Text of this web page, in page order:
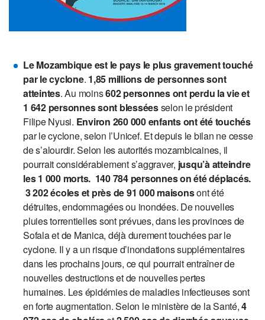
Le Mozambique est le pays le plus gravement touché
par le cyclone. 1,85 millions de personnes sont
atteintes. Au moins602 personnes ont perdu la vie et
1 642 personnes sont blesséesselon le président
Filipe Nyusi. Environ 260 000 enfants ont été touchés
par le cyclone, selon l’Unicef. Et depuis le bilan ne cesse
de s’alourdir. Selon les autorités mozambicaines, il
pourrait considérablement s’aggraver, jusqu’à atteindre
les 1 000 morts. 140 784 personnes on été déplacés.
3 202 écoles et près de 91 000 maisonsont été
détruites, endommagées ou inondées. De nouvelles
pluies torrentielles sont prévues, dans les provinces de
Sofala et de Manica, déjà durement touchées par le
cyclone. Il y a un risque d’inondations supplémentaires
dans les prochains jours, ce qui pourrait entraîner de
nouvelles destructions et de nouvelles pertes
humaines. Les épidémies de maladies infectieuses sont
en forte augmentation. Selon le ministère de la Santé,4